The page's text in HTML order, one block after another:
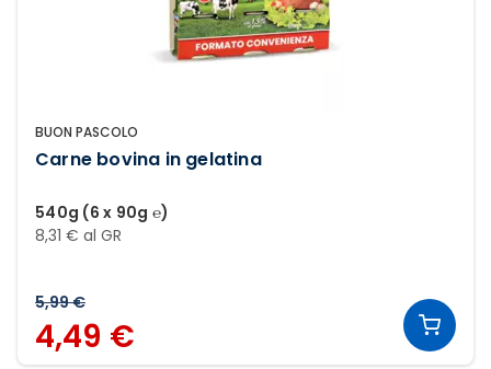
BUON PASCOLO
Carne bovina in gelatina
540g (6 x 90g ℮)
8,31 € al GR
5,99 €
4,49 €